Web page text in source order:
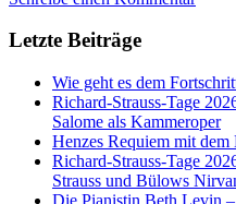
Letzte Beiträge
Wie geht es dem
Richard-Strauss-Tage
Salome als Kammeroper
Henzes Requiem mit
Richard-Strauss-Tage
Strauss und Bülows
Die Pianistin Beth Levin